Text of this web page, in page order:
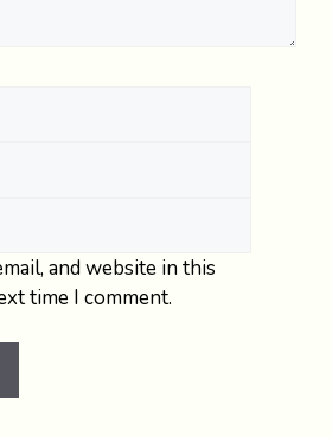
and website in this
time I comment.